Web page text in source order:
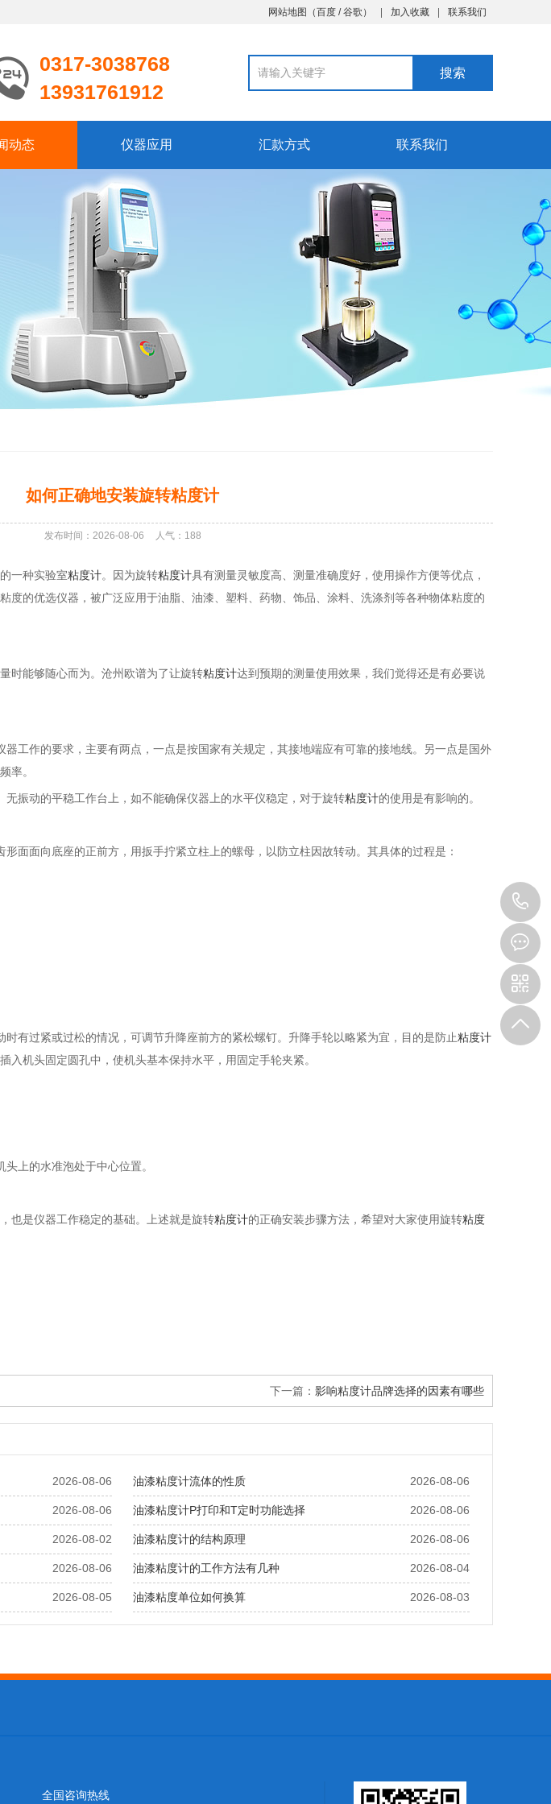
网站地图 （百度 /谷歌 ） 加入收藏 联系我们
0317-3038768
13931761912
动态 仪器应用 汇款方式 联系我们
如何正确地安装旋转粘度计
发布时间：2026-08-06 人气： 188
一种实验室粘度计。因为旋转粘度计具有测量灵敏度高、测量准确度好，使用操作方便等优点，
度的优选仪器，被广泛应用于油脂、油漆、塑料、药物、饰品、涂料、洗涤剂等各种物体粘度的
时能够随心而为。沧州欧谱为了让旋转粘度计达到预期的测量使用效果，我们觉得还是有必要说
器工作的要求，主要有两点，一点是按国家有关规定，其接地端应有可靠的接地线。另一点是国外
率。
振动的平稳工作台上，如不能确保仪器上的水平仪稳定，对于旋转粘度计的使用是有影响的。
面面向底座的正前方，用扳手拧紧立柱上的螺母，以防立柱因故转动。其具体的过程是：
有过紧或过松的情况，可调节升降座前方的紧松螺钉。升降手轮以略紧为宜，目的是防止粘度计
入机头固定圆孔中，使机头基本保持水平，用固定手轮夹紧。
头上的水准泡处于中心位置。
也是仪器工作稳定的基础。上述就是旋转粘度计的正确安装步骤方法，希望对大家使用旋转粘度
下一篇： 影响粘度计品牌选择的因素有哪些
2026-08-06 2026-08-06
油漆粘度计流体的性质
2026-08-06 2026-08-06
油漆粘度计P打印和T定时功能选择
2026-08-02 2026-08-06
油漆粘度计的结构原理
2026-08-06 2026-08-04
油漆粘度计的工作方法有几种
2026-08-05 2026-08-03
油漆粘度单位如何换算
全国咨询热线